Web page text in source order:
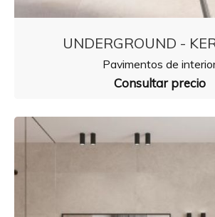
UNDERGROUND -
Pavimentos de
Consultar precio